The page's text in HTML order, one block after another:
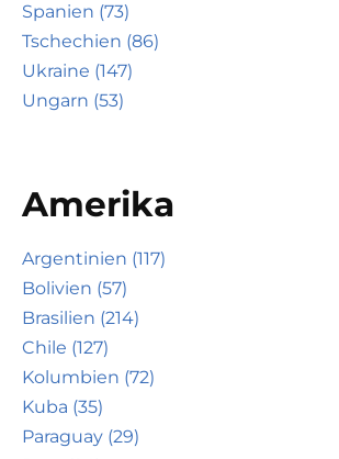
Spanien (73)
Tschechien (86)
Ukraine (147)
Ungarn (53)
Amerika
Argentinien (117)
Bolivien (57)
Brasilien (214)
Chile (127)
Kolumbien (72)
Kuba (35)
Paraguay (29)